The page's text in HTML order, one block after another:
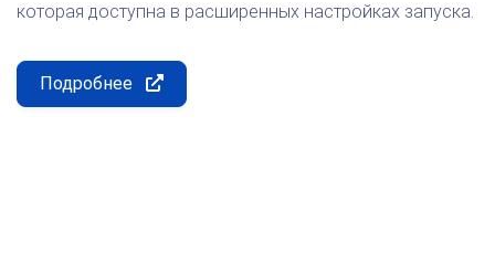
которая доступна в расширенных настройках запуска.
Подробнее